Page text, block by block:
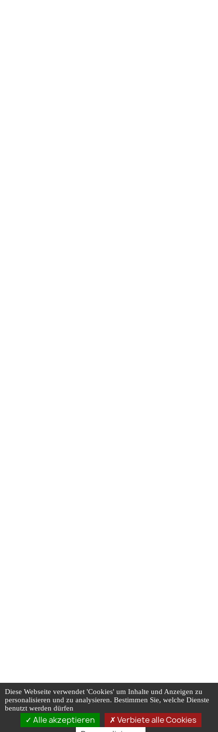
Diese Webseite verwendet 'Cookies' um Inhalte und Anzeigen zu
personalisieren und zu analysieren. Bestimmen Sie, welche Dienste
benutzt werden dürfen
Alle akzeptieren
Verbiete alle Cookies